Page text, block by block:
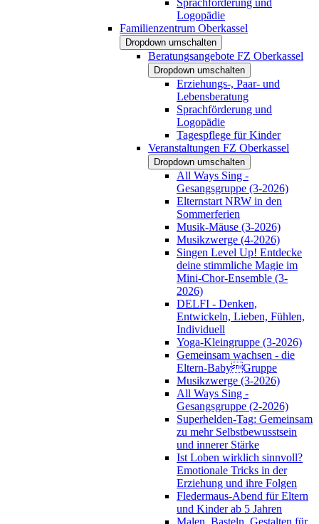
Logopädie
Familienzentrum Oberkassel
Dropdown umschalten
Beratungsangebote FZ Oberkassel
Dropdown umschalten
Erziehungs-, Paar- und
Lebensberatung
Sprachförderung und
Logopädie
Tagespflege für Kinder
Veranstaltungen FZ Oberkassel
Dropdown umschalten
All Ways Sing -
Gesangsgruppe (3-2026)
Elternstart NRW in den
Sommerferien
Musik-Mäuse (3-2026)
Musikzwerge (4-2026)
Singen Level Up! Entdecke
deine stimmliche Magie im
Mini-Chor-Ensemble (3-
2026)
DELFI - Denken,
Entwickeln, Lieben, Fühlen,
Individuell
Yoga-Kleingruppe (3-2026)
Gemeinsam wachsen - die
Eltern-BabyGruppe
Musikzwerge (3-2026)
All Ways Sing -
Gesangsgruppe (2-2026)
Superhelden-Tag: Gemeinsam
zu mehr Selbstbewusstsein
und innerer Stärke
Ist Loben wirklich sinnvoll?
Emotionale Tricks in der
Erziehung und ihre Folgen
Fledermaus-Abend für Eltern
und Kinder ab 5 Jahren
Malen, Basteln, Gestalten für